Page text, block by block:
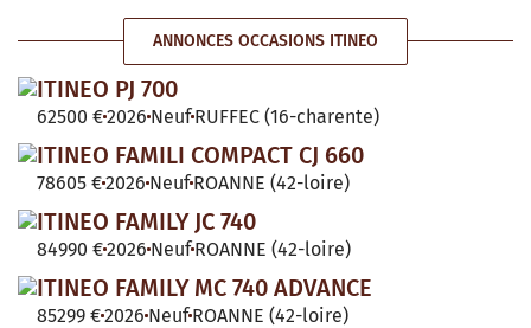
ANNONCES OCCASIONS ITINEO
ITINEO PJ 700
62500 €2026 Neuf RUFFEC (16-charente)
ITINEO FAMILI COMPACT CJ 660
78605 €2026 Neuf ROANNE (42-loire)
ITINEO FAMILY JC 740
84990 €2026 Neuf ROANNE (42-loire)
ITINEO FAMILY MC 740 ADVANCE
85299 €2026 Neuf ROANNE (42-loire)